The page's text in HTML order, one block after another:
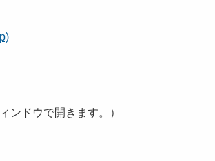
ィンドウで開きます。）